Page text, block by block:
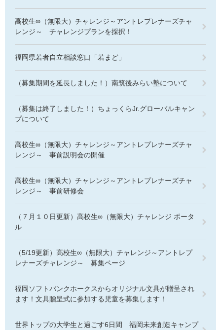
高校生∞（無限大）チャレンジ～アントレプレナーズチャ
レンジ～ チャレンジプランを採択！
福岡県若者自立相談窓口「若まど」
（募集期間を延長しました！）南筑後みらい塾について
（募集は終了しました！）ちょっくらJr.グローバルキャン
プについて
高校生∞（無限大）チャレンジ～アントレプレナーズチャ
レンジ～ 事前説明会の開催
高校生∞（無限大）チャレンジ～アントレプレナーズチャ
レンジ～ 事前研修会
（７月１０日更新）高校生∞（無限大）チャレンジ ポータ
ル
（5/19更新）高校生∞（無限大）チャレンジ～アントレプ
レナーズチャレンジ～ 募集ページ
福岡ソフトバンクホークスからオリジナル文具が贈呈され
ます！文具贈呈式に参加する児童を募集します！
世界トップの大学生と過ごす6日間 福岡未来創造キャンプ